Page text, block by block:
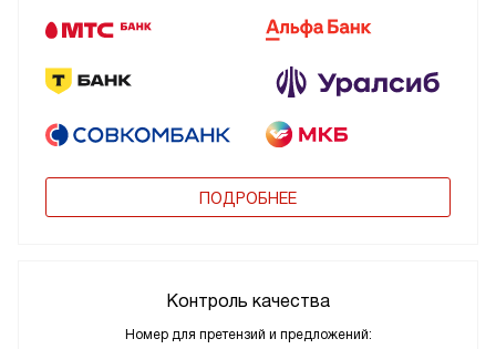
ПОДРОБНЕЕ
Контроль качества
Номер для претензий и предложений: